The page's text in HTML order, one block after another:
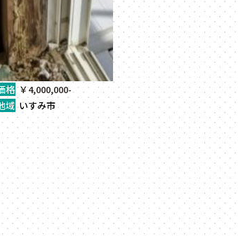
格 ￥4,000,000-
域 いすみ市